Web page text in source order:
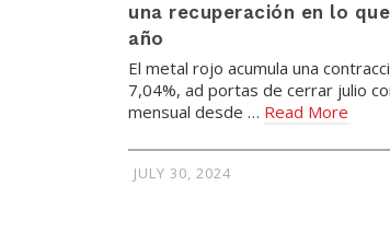
una recuperación en lo
año
El metal rojo acumula una
7,04%, ad portas de cerrar julio
mensual desde … Read More
JULY 30, 2024